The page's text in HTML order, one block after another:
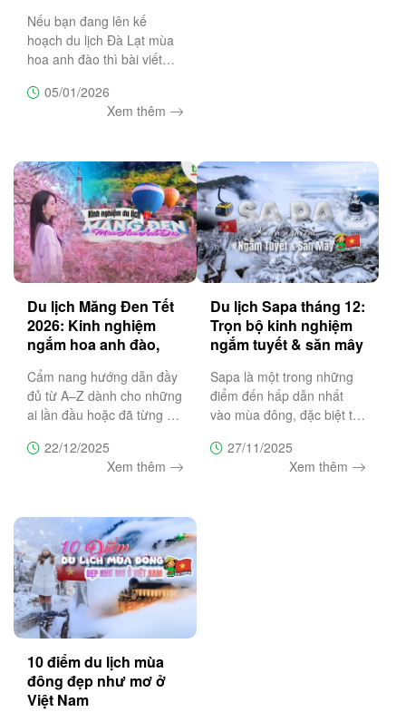
Nếu bạn đang lên kế
hoạch du lịch Đà Lạt mùa
hoa anh đào thì bài viết
thể bỏ lỡ, bật mí top 20 địa
điểm săn hoa anh đào đẹp
05/01/2026
Xem thêm
Du lịch Măng Đen Tết
2026: Kinh nghiệm
ngắm hoa anh đào,
Cẩm nang hướng dẫn đầy
đủ từ A–Z dành cho những
ai lần đầu hoặc đã từng du
chọn đúng thời điểm, lên
lịch trình hợp lý, ngắm hoa
22/12/2025
Xem thêm
Du lịch Sapa tháng 12:
Trọn bộ kinh nghiệm
ngắm tuyết & săn mây
Sapa là một trong những
điểm đến hấp dẫn nhất
vào mùa đông, đặc biệt từ
du khách có cơ hội săn
tuyết và chiêm ngưỡng
27/11/2025
Xem thêm
10 điểm du lịch mùa
đông đẹp như mơ ở
Việt Nam